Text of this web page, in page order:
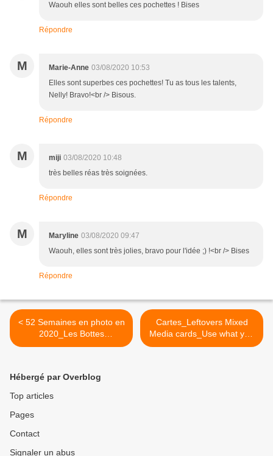
Waouh elles sont belles ces pochettes ! Bises
Répondre
M Marie-Anne 03/08/2020 10:53
Elles sont superbes ces pochettes! Tu as tous les talents,
Nelly! Bravo!<br /> Bisous.
Répondre
M miji 03/08/2020 10:48
très belles réas très soignées.
Répondre
M Maryline 03/08/2020 09:47
Waouh, elles sont très jolies, bravo pour l'idée ;) !<br /> Bises
Répondre
< 52 Semaines en photo en
2020_Les Bottes
Rouges_Thème#31_Statue
Cartes_Leftovers Mixed
Media cards_Use what you
have ! >
Hébergé par Overblog
Top articles
Pages
Contact
Signaler un abus